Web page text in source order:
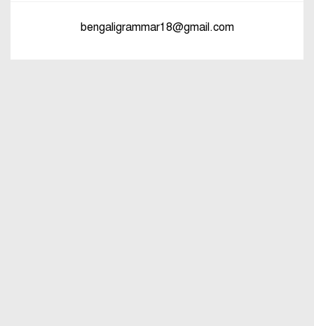
bengaligrammar18@gmail.com